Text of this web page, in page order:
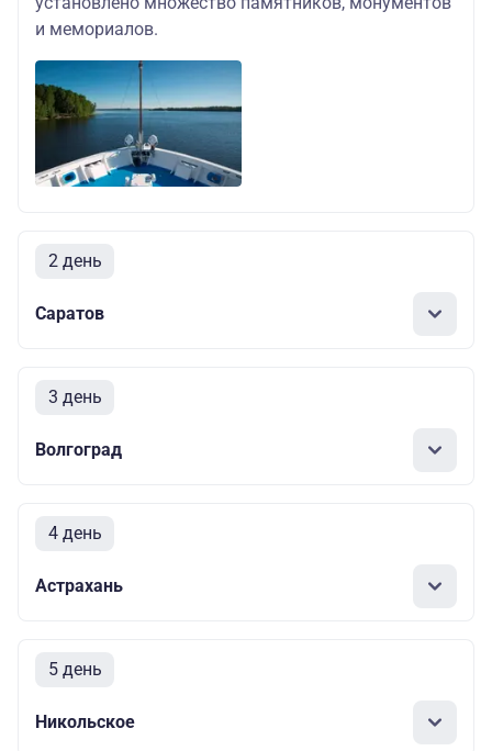
и мемориалов.
2 день
Саратов
3 день
Волгоград
4 день
Астрахань
5 день
Никольское